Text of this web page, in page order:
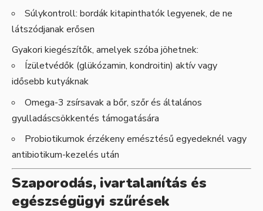
Súlykontroll: bordák kitapinthatók legyenek, de ne
látszódjanak erősen
Gyakori kiegészítők, amelyek szóba jöhetnek:
Ízületvédők (glükózamin, kondroitin) aktív vagy
idősebb kutyáknak
Omega-3 zsírsavak a bőr, szőr és általános
gyulladáscsökkentés támogatására
Probiotikumok érzékeny emésztésű egyedeknél vagy
antibiotikum-kezelés után
Szaporodás, ivartalanítás és
egészségügyi szűrések